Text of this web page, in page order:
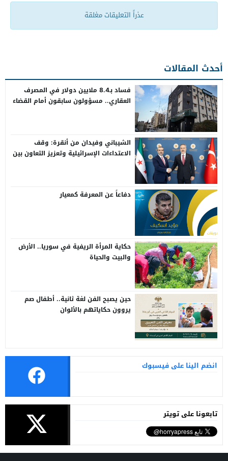
عذراً التعليقات مغلقة
أحدث المقالات
فساد بـ8.4 ملايين دولار في المصرف
العقاري.. مسؤولون سابقون أمام القضاء
الشيباني وفيدان من أنقرة: وقف
الاعتداءات الإسرائيلية وتعزيز التعاون بين
دفاعاً عن المعرفة كمعيار
حكاية المرأة الريفية في سوريا.. الأرض
والبيت والحياة
حين يصبح الفن لغة ثانية.. أطفال صم
يروون حكاياتهم بالألوان
انضم الينا على فيسبوك
تابعونا على تويتر